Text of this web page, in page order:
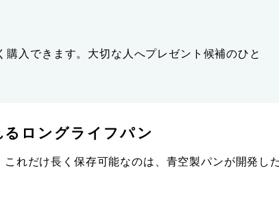
入できます。大切な人へプレゼント候補のひと
ロングライフパン
れだけ長く保存可能なのは、青空製パンが開発し